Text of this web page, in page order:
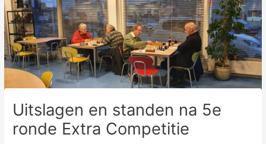
Uitslagen en standen na 5e
ronde Extra Competitie